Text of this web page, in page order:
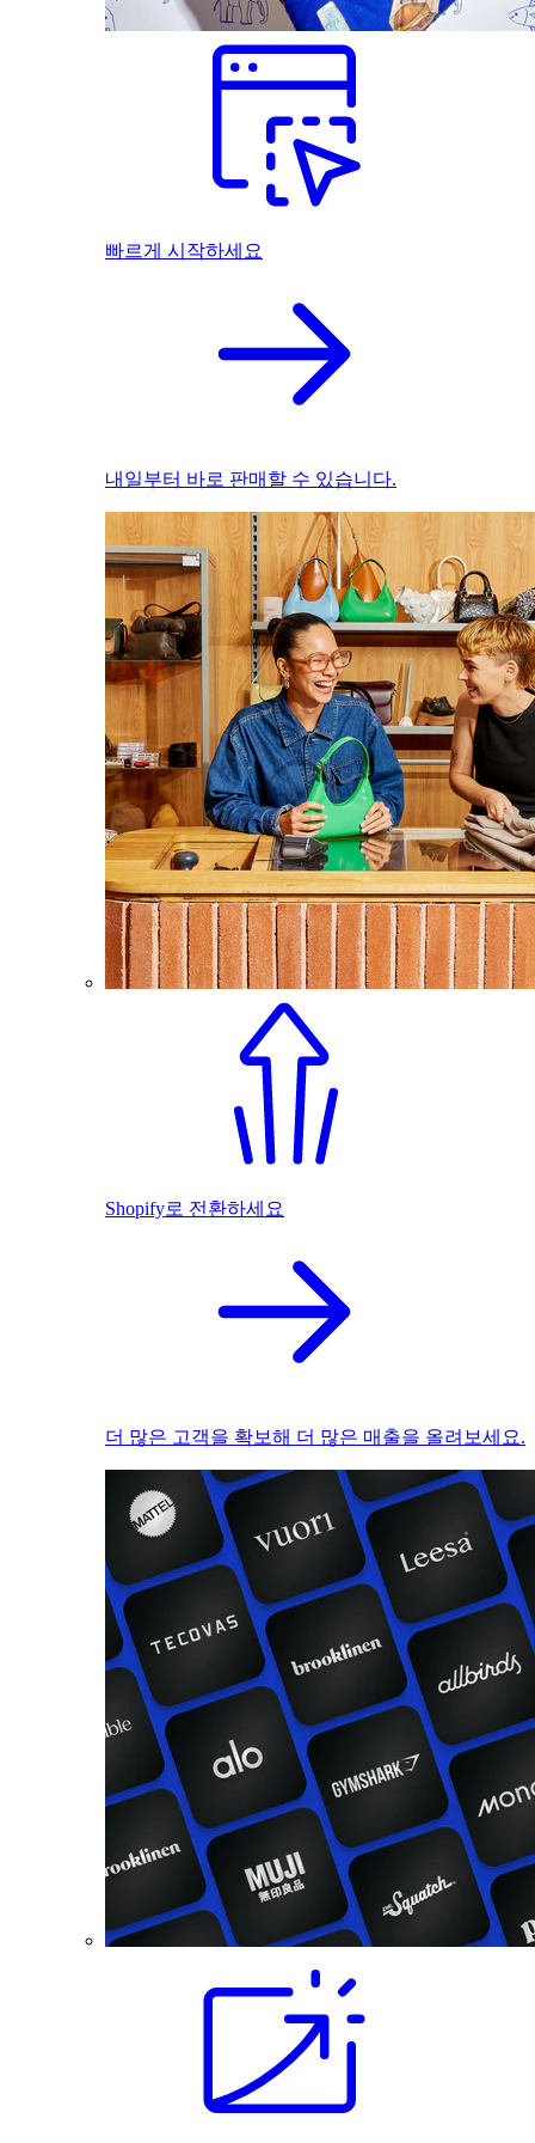
빠르게 시작하세요
내일부터 바로 판매할 수 있습니다.
Shopify로 전환하세요
더 많은 고객을 확보해 더 많은 매출을 올려보세요.